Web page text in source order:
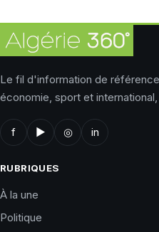
Le fil d'information de
économie, sport et
f ▶ ◎ in
RUBRIQUES
À la une
Politique